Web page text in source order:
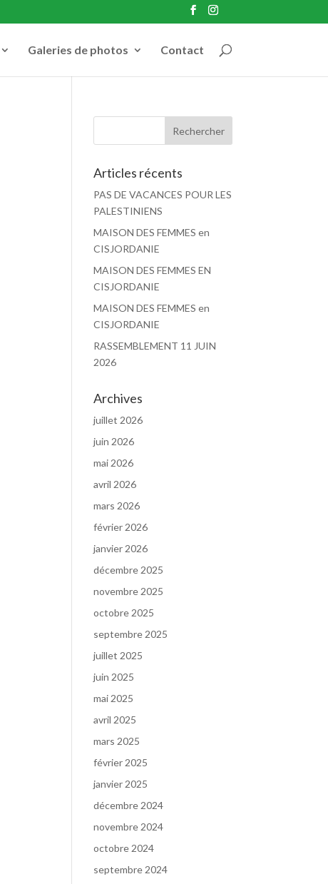
Galeries de photos Contact
Articles récents
PAS DE VACANCES POUR LES
PALESTINIENS
MAISON DES FEMMES en
CISJORDANIE
MAISON DES FEMMES EN
CISJORDANIE
MAISON DES FEMMES en
CISJORDANIE
RASSEMBLEMENT 11 JUIN
2026
Archives
juillet 2026
juin 2026
mai 2026
avril 2026
mars 2026
février 2026
janvier 2026
décembre 2025
novembre 2025
octobre 2025
septembre 2025
juillet 2025
juin 2025
mai 2025
avril 2025
mars 2025
février 2025
janvier 2025
décembre 2024
novembre 2024
octobre 2024
septembre 2024